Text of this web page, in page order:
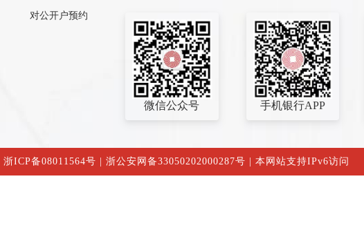
对公开户预约
微信公众号 手机银行APP
浙ICP备08011564号 | 浙公安网备33050202000287号 | 本网站支持IPv6访问